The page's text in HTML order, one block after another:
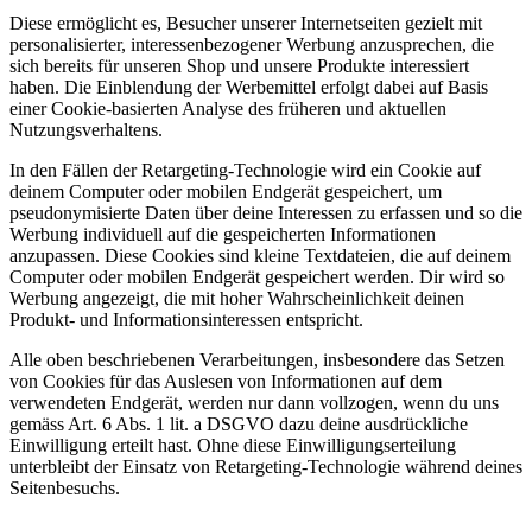
Diese ermöglicht es, Besucher unserer Internetseiten gezielt mit
personalisierter, interessenbezogener Werbung anzusprechen, die
sich bereits für unseren Shop und unsere Produkte interessiert
haben. Die Einblendung der Werbemittel erfolgt dabei auf Basis
einer Cookie-basierten Analyse des früheren und aktuellen
Nutzungsverhaltens.
In den Fällen der Retargeting-Technologie wird ein Cookie auf
deinem Computer oder mobilen Endgerät gespeichert, um
pseudonymisierte Daten über deine Interessen zu erfassen und so die
Werbung individuell auf die gespeicherten Informationen
anzupassen. Diese Cookies sind kleine Textdateien, die auf deinem
Computer oder mobilen Endgerät gespeichert werden. Dir wird so
Werbung angezeigt, die mit hoher Wahrscheinlichkeit deinen
Produkt- und Informationsinteressen entspricht.
Alle oben beschriebenen Verarbeitungen, insbesondere das Setzen
von Cookies für das Auslesen von Informationen auf dem
verwendeten Endgerät, werden nur dann vollzogen, wenn du uns
gemäss Art. 6 Abs. 1 lit. a DSGVO dazu deine ausdrückliche
Einwilligung erteilt hast. Ohne diese Einwilligungserteilung
unterbleibt der Einsatz von Retargeting-Technologie während deines
Seitenbesuchs.